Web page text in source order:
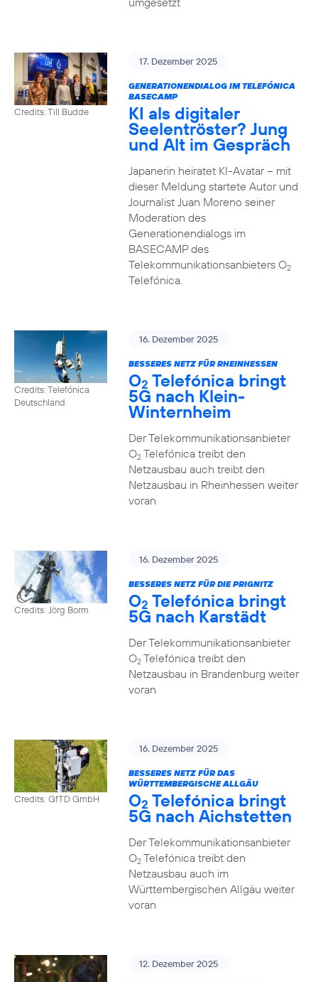
Credits: Till Budde
17. Dezember 2025
GENERATIONENDIALOG IM TELEFÓNICA
BASECAMP
KI als digitaler
Seelentröster? Jung
und Alt im Gespräch
Japanerin heiratet KI-Avatar – mit
dieser Meldung startete Autor und
Journalist Juan Moreno seiner
Moderation des
Generationendialogs im
BASECAMP des
Telekommunikationsanbieters O2
Telefónica.
Credits: Telefónica
Deutschland
16. Dezember 2025
BESSERES NETZ FÜR RHEINHESSEN
O2 Telefónica bringt
5G nach Klein-
Winternheim
Der Telekommunikationsanbieter
O2Telefónica treibt den
Netzausbau auch treibt den
Netzausbau in Rheinhessen weiter
voran
Credits: Jörg Borm
16. Dezember 2025
BESSERES NETZ FÜR DIE PRIGNITZ
O2 Telefónica bringt
5G nach Karstädt
Der Telekommunikationsanbieter
O2Telefónica treibt den
Netzausbau in Brandenburg weiter
voran
Credits: GfTD GmbH
16. Dezember 2025
BESSERES NETZ FÜR DAS
WÜRTTEMBERGISCHE ALLGÄU
O2 Telefónica bringt
5G nach Aichstetten
Der Telekommunikationsanbieter
O2Telefónica treibt den
Netzausbau auch im
Württembergischen Allgäu weiter
voran
12. Dezember 2025